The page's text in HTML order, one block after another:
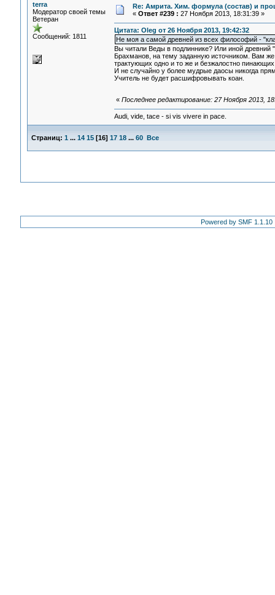
terra
Модератор своей темы
Ветеран
Сообщений: 1811
Re: Амрита. Хим. формула (состав) и
« Ответ #239 : 27 Ноября 2013, 18:31:39 »
Цитата: Oleg от 26 Ноября 2013, 19:42:32
Не моя а самой древней из всех философий -
Вы читали Веды в подлиннике? Или иной древний
Брахманов, на тему заданную источником. Вам
трактующих одно и то же и безжалостно
И не случайно у более мудрые даосы никогда
Учитель не будет расшифровывать коан.
« Последнее редактирование: 27 Ноября 2013,
Audi, vide, tace - si vis vivere in pace.
Страниц: 1 ... 14 15[16] 17 18 ... 60 Все
Powered by SMF 1.1.10